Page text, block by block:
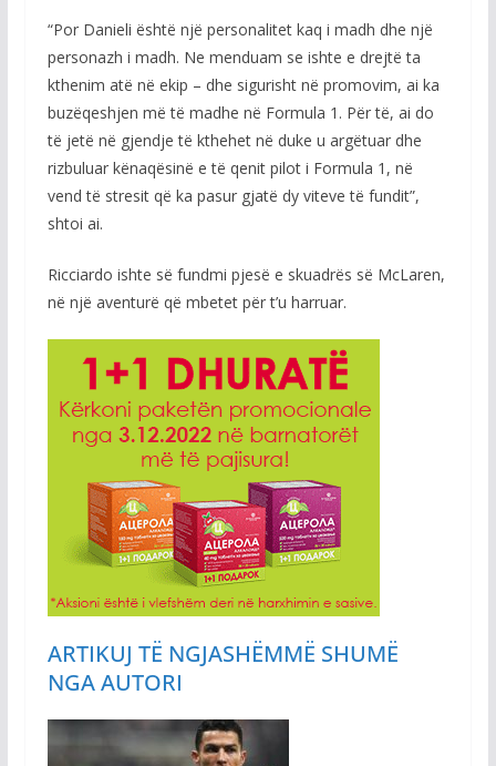
“Por Danieli është një personalitet kaq i madh dhe një
personazh i madh. Ne menduam se ishte e drejtë ta
kthenim atë në ekip – dhe sigurisht në promovim, ai ka
buzëqeshjen më të madhe në Formula 1. Për të, ai do
të jetë në gjendje të kthehet në duke u argëtuar dhe
rizbuluar kënaqësinë e të qenit pilot i Formula 1, në
vend të stresit që ka pasur gjatë dy viteve të fundit”,
shtoi ai.
Ricciardo ishte së fundmi pjesë e skuadrës së McLaren,
në një aventurë që mbetet për t’u harruar.
ARTIKUJ TË NGJASHËMMË SHUMË
NGA AUTORI